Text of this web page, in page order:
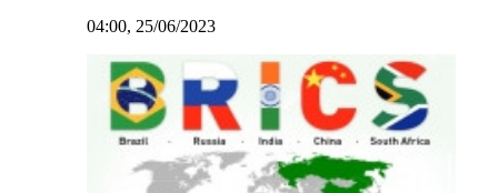
04:00, 25/06/2023